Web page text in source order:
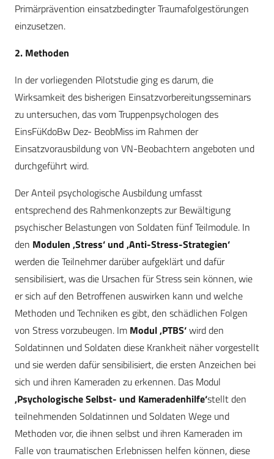
Primärprävention einsatzbedingter Traumafolgestörungen
einzusetzen.
2. Methoden
In der vorliegenden Pilotstudie ging es darum, die
Wirksamkeit des bisherigen Einsatzvorbereitungsseminars
zu untersuchen, das vom Truppenpsychologen des
EinsFüKdoBw Dez- BeobMiss im Rahmen der
Einsatzvorausbildung von VN-Beobachtern angeboten und
durchgeführt wird.
Der Anteil psychologische Ausbildung umfasst
entsprechend des Rahmenkonzepts zur Bewältigung
psychischer Belastungen von Soldaten fünf Teilmodule. In
den Modulen ‚Stress‘ und ‚Anti-Stress-Strategien‘
werden die Teilnehmer darüber aufgeklärt und dafür
sensibilisiert, was die Ursachen für Stress sein können, wie
er sich auf den Betroffenen auswirken kann und welche
Methoden und Techniken es gibt, den schädlichen Folgen
von Stress vorzubeugen. Im Modul ‚PTBS‘wird den
Soldatinnen und Soldaten diese Krankheit näher vorgestellt
und sie werden dafür sensibilisiert, die ersten Anzeichen bei
sich und ihren Kameraden zu erkennen. Das Modul
‚Psychologische Selbst- und Kameradenhilfe‘stellt den
teilnehmenden Soldatinnen und Soldaten Wege und
Methoden vor, die ihnen selbst und ihren Kameraden im
Falle von traumatischen Erlebnissen helfen können, diese